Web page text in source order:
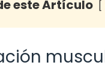
este Artículo